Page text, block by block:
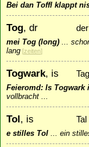
Bei dan Toffl klappt
Tog, dr
mei Tog (long) ...
lang [zeiten]
Togwark, is
Feieromd: Is Togwark
vollbracht ...
Tol, is Tal
e stilles Tol ... ein